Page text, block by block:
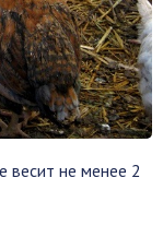
весит не менее 2